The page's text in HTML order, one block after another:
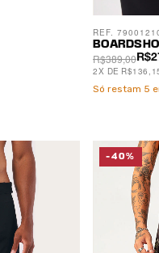
R$389,00
2X DE
REF.
Só restam 5
-40%